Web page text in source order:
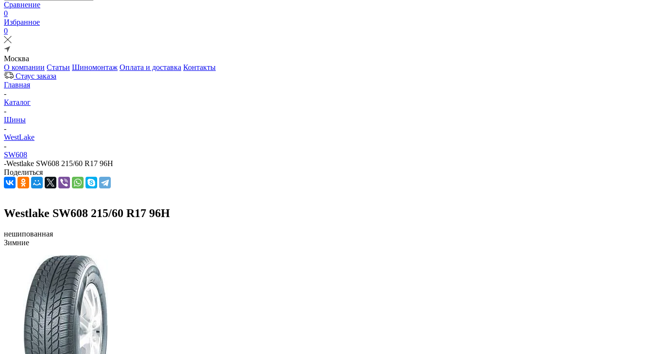
Сравнение
0
Избранное
0
Москва
О компании Статьи Шиномонтаж Оплата и доставка Контакты
Стаус заказа
Главная
-
Каталог
-
Шины
-
WestLake
-
SW608
-Westlake SW608 215/60 R17 96H
Поделиться
Westlake SW608 215/60 R17 96H
нешипованная
Зимние